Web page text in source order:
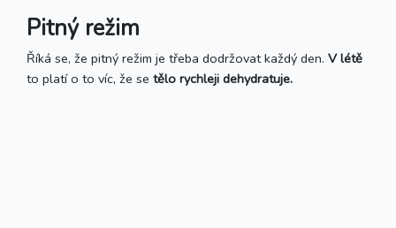
Pitný režim
Říká se, že pitný režim je třeba dodržovat každý den. V létě
to platí o to víc, že ​​se tělo rychleji dehydratuje.